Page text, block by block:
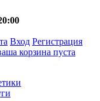
Вход Регистрация
корзина пуста